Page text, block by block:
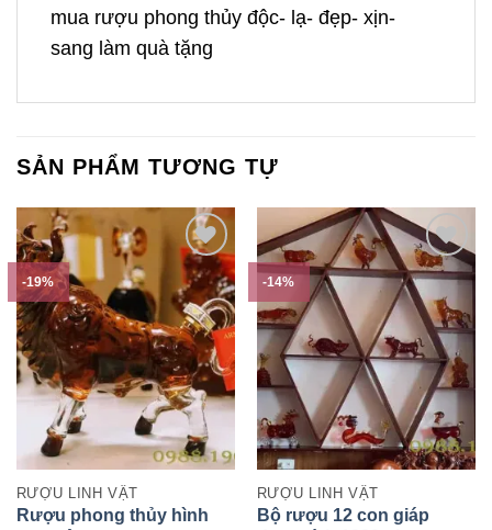
mua rượu phong thủy độc- lạ- đẹp- xịn-
sang làm quà tặng
SẢN PHẨM TƯƠNG TỰ
-19%
RƯỢU LINH VẬT
Rượu phong thủy hình
-14%
RƯỢU LINH VẬT
Bộ rượu 12 con giáp